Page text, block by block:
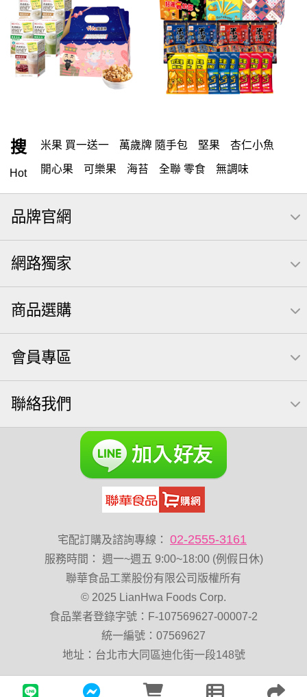
搜
Hot
米果 買一送一 萬歲牌 隨手包 堅果 杏仁小魚
開心果 可樂果 海苔 全聯 零食 無調味
全聯 禮盒 綜合纖果 堅穀力 米果 元本山
全聯 素食
桶裝堅果 甘栗 腰果 高蛋白 核桃
元氣什穀堅果飲
萬歲牌 可樂 起司 每日 三角飯糰海苔
【萬歲牌】每日堅果系列 Icash
洋芋片 義大利麵 荷卡 萬歲牌 巴西豆 芋頭
萬歲牌 堅果隨身包22入
卡廸那 95℃鮮脆三色丁 無調味綜合堅果 南瓜子
調味
減糖日記 芥末 可樂果 可樂果 捲捲酥
VA 萬歲牌 總匯點心包(42gx20包)
開心果 萬歲牌 禮盒 三角飯糰 無加糖
萬歲牌 堅果小包裝活力堅果 Diy飯糰
全聯 海苔細 無調味綜合果 小魚乾 烘焙 薯條
蜜汁腰果 綜合堅果 三角壽司海苔
全素卡迪那 薯條 魚 寶咔咔 全聯 海苔
全聯 壽司海苔 拜拜箱
卡廸那95℃薯條原味18克*5包 60g 栗
品牌官網
網路獨家
商品選購
會員專區
聯絡我們
宅配訂購及諮詢專線： 02-2555-3161
服務時間 ：
週一~週五 9:00~18:00 (例假日休)
聯華食品工業股份有限公司版權所有
© 2025 LianHwa Foods Corp.
食品業者登錄字號：F-107569627-00007-2
統一編號：07569627
地址：台北市大同區迪化街一段148號